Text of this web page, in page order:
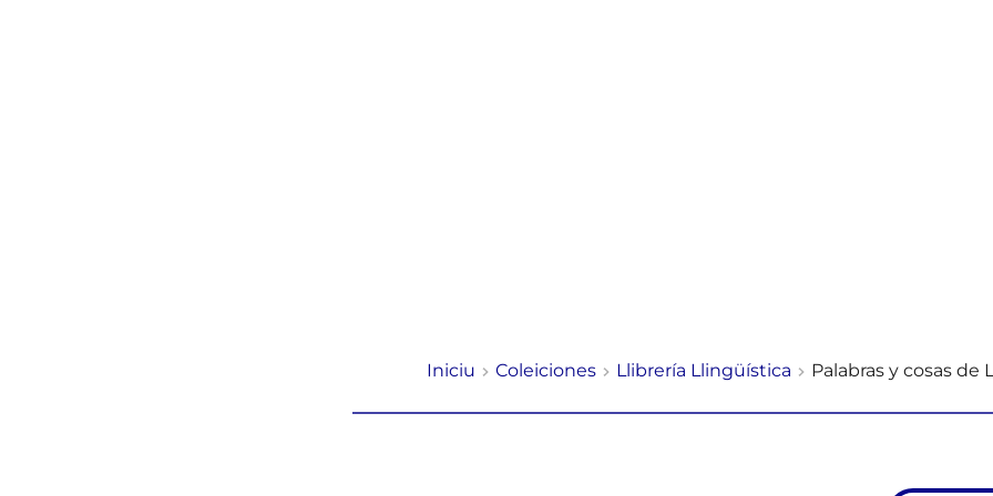
Iniciu Coleiciones Llibrería Llingüística Palabras y cosas de